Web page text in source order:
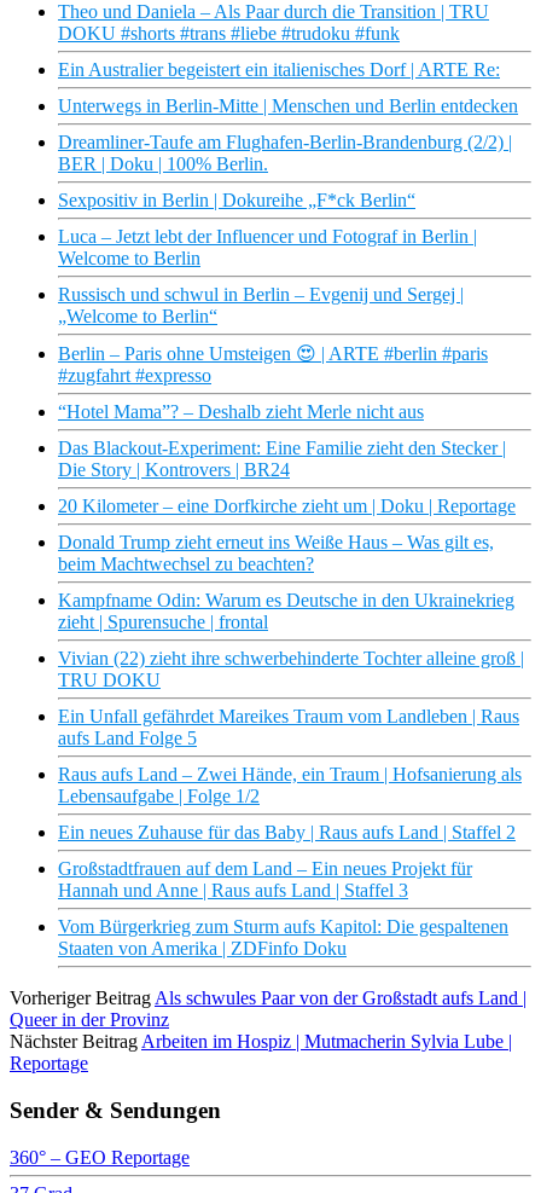
Theo und Daniela – Als Paar durch die Transition | TRU
DOKU #shorts #trans #liebe #trudoku #funk
Ein Australier begeistert ein italienisches Dorf | ARTE Re:
Unterwegs in Berlin-Mitte | Menschen und Berlin entdecken
Dreamliner-Taufe am Flughafen-Berlin-Brandenburg (2/2) |
BER | Doku | 100% Berlin.
Sexpositiv in Berlin | Dokureihe „F*ck Berlin“
Luca – Jetzt lebt der Influencer und Fotograf in Berlin |
Welcome to Berlin
Russisch und schwul in Berlin – Evgenij und Sergej |
„Welcome to Berlin“
Berlin – Paris ohne Umsteigen 😍 | ARTE #berlin #paris
#zugfahrt #expresso
“Hotel Mama”? – Deshalb zieht Merle nicht aus
Das Blackout-Experiment: Eine Familie zieht den Stecker |
Die Story | Kontrovers | BR24
20 Kilometer – eine Dorfkirche zieht um | Doku | Reportage
Donald Trump zieht erneut ins Weiße Haus – Was gilt es,
beim Machtwechsel zu beachten?
Kampfname Odin: Warum es Deutsche in den Ukrainekrieg
zieht | Spurensuche | frontal
Vivian (22) zieht ihre schwerbehinderte Tochter alleine groß |
TRU DOKU
Ein Unfall gefährdet Mareikes Traum vom Landleben | Raus
aufs Land Folge 5
Raus aufs Land – Zwei Hände, ein Traum | Hofsanierung als
Lebensaufgabe | Folge 1/2
Ein neues Zuhause für das Baby | Raus aufs Land | Staffel 2
Großstadtfrauen auf dem Land – Ein neues Projekt für
Hannah und Anne | Raus aufs Land | Staffel 3
Vom Bürgerkrieg zum Sturm aufs Kapitol: Die gespaltenen
Staaten von Amerika | ZDFinfo Doku
Vorheriger Beitrag Als schwules Paar von der Großstadt aufs Land |
Queer in der Provinz
Nächster Beitrag Arbeiten im Hospiz | Mutmacherin Sylvia Lube |
Reportage
Sender & Sendungen
360° – GEO Reportage